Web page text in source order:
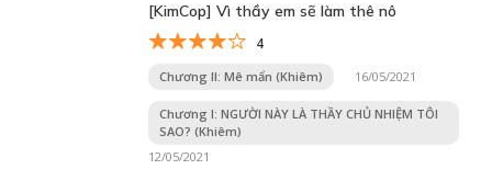
[KimCop] Vì thầy em sẽ làm thê nô
4
Chương II: Mê mẩn (Khiêm) 16/05/2021
Chương I: NGƯỜI NÀY LÀ THẦY CHỦ NHIỆM TÔI
SAO? (Khiêm)
12/05/2021